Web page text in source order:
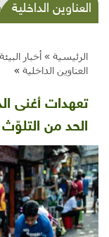
العناوين الداخلية
لبنان
الرئيسية » أخبار
العناوين الداخلية »
تعهدات أغنى
الحد من